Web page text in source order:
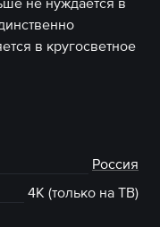
в кругосветное
Россия
4К (только на ТВ)